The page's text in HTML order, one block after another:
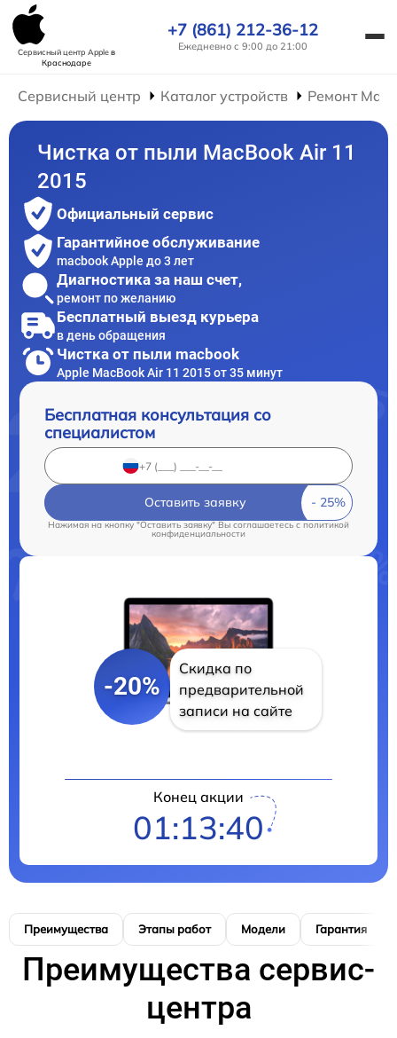
Сервисный центр Appleв
Краснодаре
+7 (861) 212-36-12
Ежедневно с 9:00 до 21:00
Сервисный центр Каталог устройств Ремонт
Чистка от пыли MacBook Air 11
2015
Официальный сервис
Гарантийное обслуживание
macbook Apple до 3 лет
Диагностика за наш счет,
ремонт по желанию
Бесплатный выезд курьера
в день обращения
Чистка от пыли macbook
Apple MacBook Air 11 2015 от 35 минут
Бесплатная консультация со
специалистом
Оставить заявку
Нажимая на кнопку "Оставить заявку" Вы соглашаетесь cполитикой
конфиденциальности
-20%
Скидка по
предварительной
записи на сайте
Конец акции
01:13:39
Преимущества Этапы работ Модели Гарантия
Преимущества сервис-
центра